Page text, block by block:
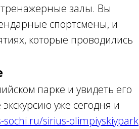
залы. Вы
спортсмены, и
которые проводились
парке и увидеть его
уже сегодня и
sirius-olimpiyskiypark